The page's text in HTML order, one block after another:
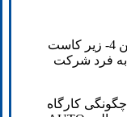
به منظور ایجاد شرایط مساعد برای دفع باکتری ها و جلوگیری از بوی نامطلوب یخچال، یک سیستم تصفیه هوای پیشرفته به نام Hygiene Fresh در یخچال های ال جی تعبیه شده است. لجن 4- زیر کاست
به فرد شرکت
چگونگی کارگاه